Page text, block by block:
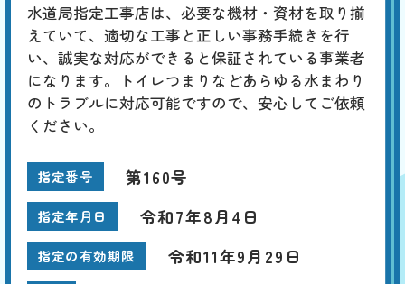
水道局指定工事店は、必要な機材・資材を取り揃
えていて、適切な工事と正しい事務手続きを行
い、誠実な対応ができると保証されている事業者
になります。トイレつまりなどあらゆる水まわり
のトラブルに対応可能ですので、安心してご依頼
ください。
指定番号 第160号
指定年月日 令和7年8月4日
指定の有効期限 令和11年9月29日